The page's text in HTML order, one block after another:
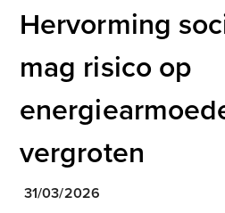
Hervorming
mag risico op
vergroten
31/03/2026